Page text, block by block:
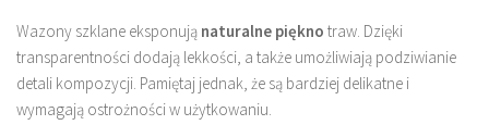
Wazony szklane eksponują naturalne piękno traw. Dzięki
transparentności dodają lekkości, a także umożliwiają podziwianie
detali kompozycji. Pamiętaj jednak, że są bardziej delikatne i
wymagają ostrożności w użytkowaniu.